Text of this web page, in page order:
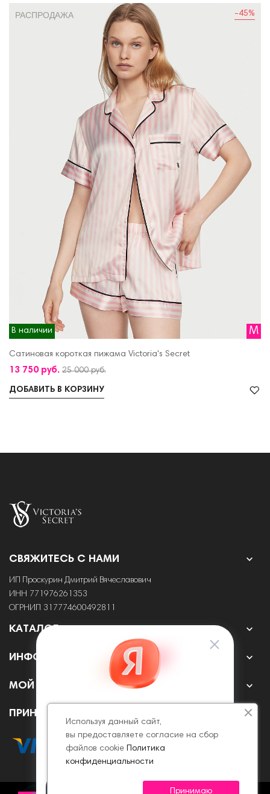
-45%
РАСПРОДАЖА
В наличии M
Сатиновая короткая пижама Victoria's Secret
13 750 руб. 25 000 руб.
ДОБАВИТЬ В КОРЗИНУ
СВЯЖИТЕСЬ С НАМИ 
ИП Проскурин Дмитрий Вячеславович
ИНН 771976261353
ОГРНИП 317774600492811
КАТАЛОГ 
ИНФОРМАЦИЯ 
МОЙ АККАУНТ 
ПРИНИМАЕМ К ОПЛАТЕ ОНЛАЙН
Используя данный сайт,
вы предоставляете согласие на сбор
файлов cookie Политика
конфиденциальности
Принимаю